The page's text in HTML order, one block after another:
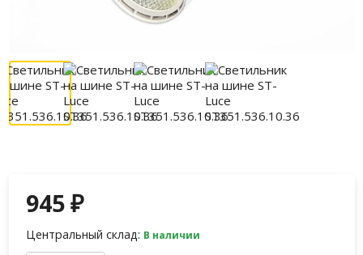
945₽
Центральный склад: В наличии